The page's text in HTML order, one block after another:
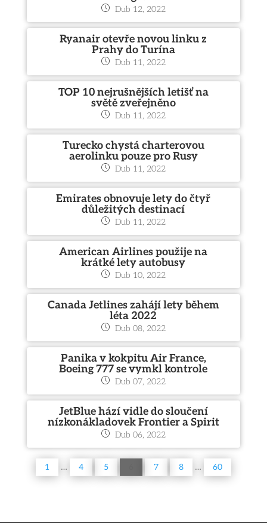
Dub 12, 2022
Ryanair otevře novou linku z
Prahy do Turína
Dub 11, 2022
TOP 10 nejrušnějších letišť na
světě zveřejněno
Dub 11, 2022
Turecko chystá charterovou
aerolinku pouze pro Rusy
Dub 11, 2022
Emirates obnovuje lety do čtyř
důležitých destinací
Dub 11, 2022
American Airlines použije na
krátké lety autobusy
Dub 10, 2022
Canada Jetlines zahájí lety během
léta 2022
Dub 08, 2022
Panika v kokpitu Air France,
Boeing 777 se vymkl kontrole
Dub 07, 2022
JetBlue hází vidle do sloučení
nízkonákladovek Frontier a Spirit
Dub 06, 2022
1 … 4 5 7 8 … 60